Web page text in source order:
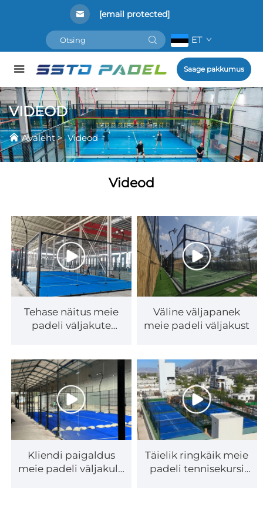
[email protected]
ET
Saage pakkumus
VIDEOD
Avaleht>Videod
Videod
Tehase näitus meie
padeli väljakute
Väline väljapanek
meie padeli väljakust
Kliendi paigaldus
meie padeli väljakule
Täielik ringkäik meie
padeli tennisekursi